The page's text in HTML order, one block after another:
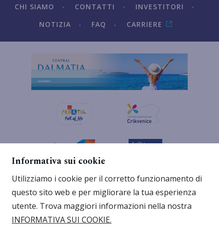
CHI SIAMO CONTATTI
INVESTITORI
NOTIZIA
FAQ CARRIERE
Informativa sui cookie
Utilizziamo i cookie per il corretto funzionamento di
questo sito web e per migliorare la tua esperienza
utente. Trova maggiori informazioni nella nostra
INFORMATIVA SUI COOKIE.